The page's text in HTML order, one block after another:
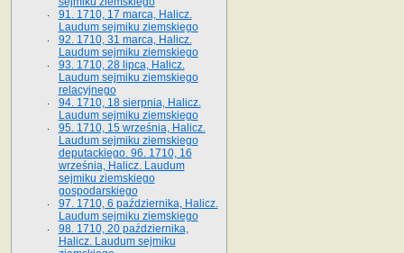
91. 1710, 17 marca, Halicz.
Laudum sejmiku ziemskiego
92. 1710, 31 marca, Halicz.
Laudum sejmiku ziemskiego
93. 1710, 28 lipca, Halicz.
Laudum sejmiku ziemskiego
relacyjnego
94. 1710, 18 sierpnia, Halicz.
Laudum sejmiku ziemskiego
95. 1710, 15 września, Halicz.
Laudum sejmiku ziemskiego
deputackiego. 96. 1710, 16
września, Halicz. Laudum
sejmiku ziemskiego
gospodarskiego
97. 1710, 6 października, Halicz.
Laudum sejmiku ziemskiego
98. 1710, 20 października,
Halicz. Laudum sejmiku